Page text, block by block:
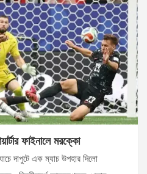
ফাইনালে মরক্কো
দাপুটে এক ম্যাচ উপহার দিলো